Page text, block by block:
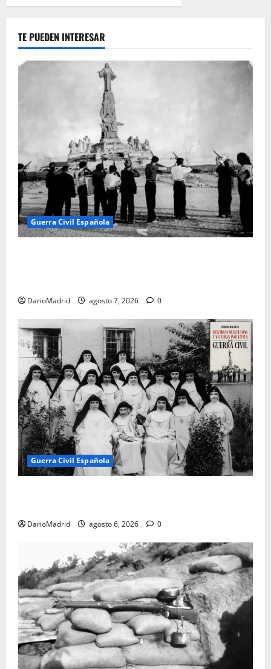
TE PUEDEN INTERESAR
Guerra Civil Española
DarioMadrid agosto 7, 2026 0
Guerra Civil Española
DarioMadrid agosto 6, 2026 0